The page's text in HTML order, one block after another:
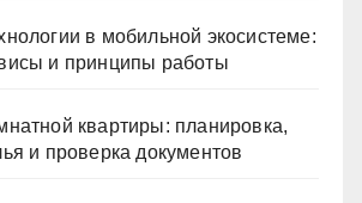
в мобильной экосистеме:
и принципы работы
квартиры: планировка,
и проверка документов